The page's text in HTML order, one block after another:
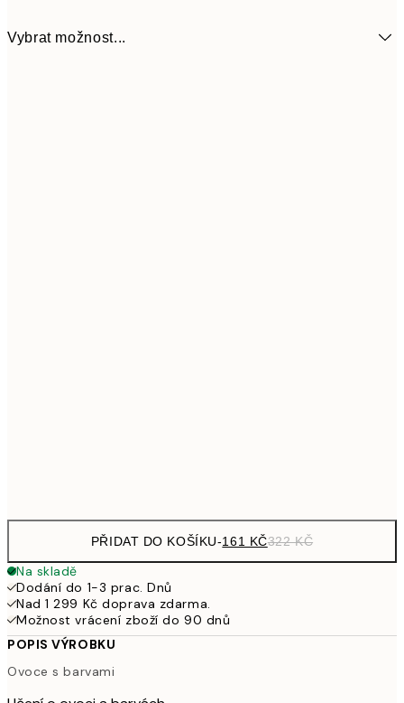
Vybrat možnost...
PŘIDAT DO KOŠÍKU-161 KČ322 KČ
Na skladě
Dodání do 1-3 prac. Dnů
Nad 1 299 Kč doprava zdarma.
Možnost vrácení zboží do 90 dnů
POPIS VÝROBKU
Ovoce s barvami